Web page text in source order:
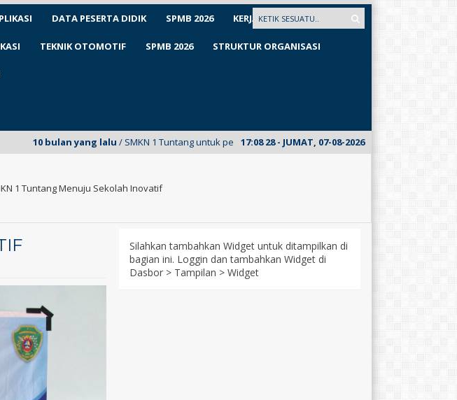
DATA PESERTA DIDIK SPMB 2026 KERJASAMA
TEKNIK OTOMOTIF SPMB 2026 STRUKTUR ORGANISASI
17:08 29- JUMAT, 07-08-2026
yang lalu/ SMKN 1 Tuntang untuk pertama kalinya meluncurkan E-Mading dari kelas XII Busana.
1 Tuntang Menuju Sekolah Inovatif
Silahkan tambahkan Widget untuk ditampilkan di
bagian ini. Loggin dan tambahkan Widget di
Dasbor > Tampilan > Widget